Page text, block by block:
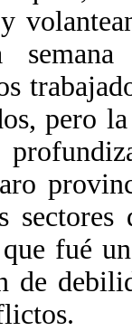
pero
fué
de